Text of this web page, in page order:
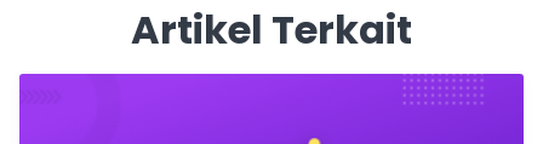
Artikel Terkait